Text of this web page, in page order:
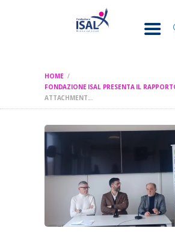
HOME
FONDAZIONE ISAL PRESENTA IL
ATTACHMENT...
CONOSCI IL
DOLORE
RICERCA
FORMAZIONE
CHI SIAMO